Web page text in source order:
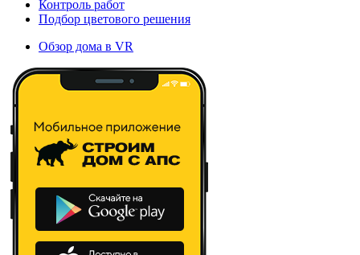
Контроль работ
Подбор цветового решения
Обзор дома в VR